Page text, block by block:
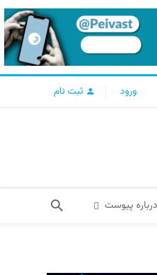
ورود ثبت نام
درباره پیوست